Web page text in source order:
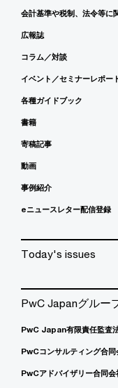
会計基準や税制、法令等に
広報誌
コラム／対談
イベント／セミナーレポー
各種ガイドブック
書籍
寄稿記事
動画
事例紹介
eニュースレター配信登録
Today's issues
PwC Japanグルー
PwC Japan有限責任監査
PwCコンサルティング合同
PwCアドバイザリー合同会